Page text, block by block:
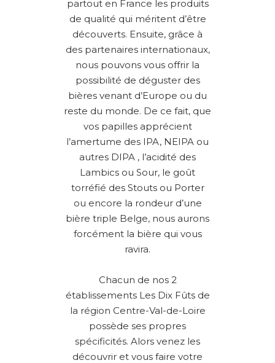
partout en France les produits
de qualité qui méritent d’être
découverts. Ensuite, grâce à
des partenaires internationaux,
nous pouvons vous offrir la
possibilité de déguster des
bières venant d’Europe ou du
reste du monde. De ce fait, que
vos papilles apprécient
l’amertume des IPA, NEIPA ou
autres DIPA , l’acidité des
Lambics ou Sour, le goût
torréfié des Stouts ou Porter
ou encore la rondeur d’une
bière triple Belge, nous aurons
forcément la bière qui vous
ravira.
Chacun de nos 2
établissements Les Dix Fûts de
la région Centre-Val-de-Loire
possède ses propres
spécificités. Alors venez les
découvrir et vous faire votre